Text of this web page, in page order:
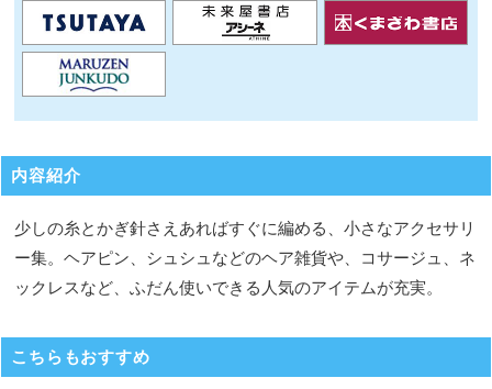
内容紹介
少しの糸とかぎ針さえあればすぐに編める、小さなアクセサリ
ー集。ヘアピン、シュシュなどのヘア雑貨や、コサージュ、ネ
ックレスなど、ふだん使いできる人気のアイテムが充実。
こちらもおすすめ